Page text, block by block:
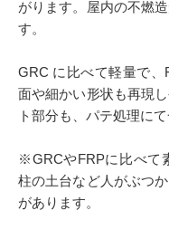
Q＆A
がります。屋内の不燃
す。
GRC に比べて軽量で
面や細かい形状も再現
ト部分も、パテ処理に
※GRCやFRPに比べて
柱の土台など人がぶつ
があります。